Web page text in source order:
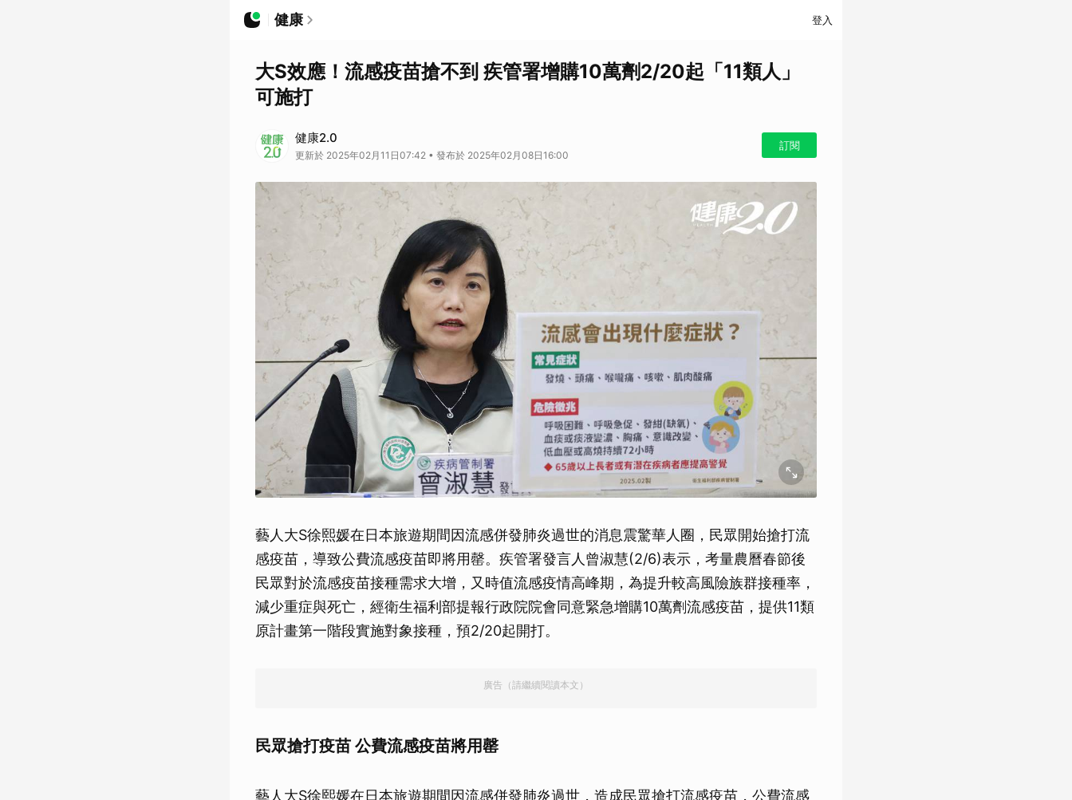
健康 登入
大S效應！流感疫苗搶不到 疾管署增購10萬劑2/20起「11類人」
可施打
健康2.0
更新於 2025年02月11日07:42 • 發布於 2025年02月08日16:00
訂閱
藝人大S徐熙媛在日本旅遊期間因流感併發肺炎過世的消息震驚華人圈，民眾開始搶打流
感疫苗，導致公費流感疫苗即將用罄。疾管署發言人曾淑慧(2/6)表示，考量農曆春節後
民眾對於流感疫苗接種需求大增，又時值流感疫情高峰期，為提升較高風險族群接種率，
減少重症與死亡，經衛生福利部提報行政院院會同意緊急增購10萬劑流感疫苗，提供11類
原計畫第一階段實施對象接種，預2/20起開打。
廣告（請繼續閱讀本文）
民眾搶打疫苗 公費流感疫苗將用罄
藝人大S徐熙媛在日本旅遊期間因流感併發肺炎過世，造成民眾搶打流感疫苗，公費流感